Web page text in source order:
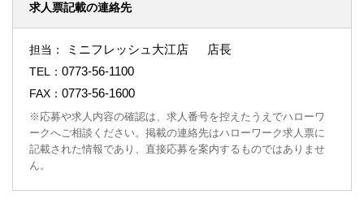
求人票記載の連絡先
担当： ミニフレッシュ大江店 店長
TEL： 0773-56-1100
FAX： 0773-56-1600
※応募や求人内容の確認は、求人番号を控えたうえでハローワ
ークへご相談ください。掲載の連絡先はハローワーク求人票に
記載された情報であり、直接応募を案内するものではありませ
ん。